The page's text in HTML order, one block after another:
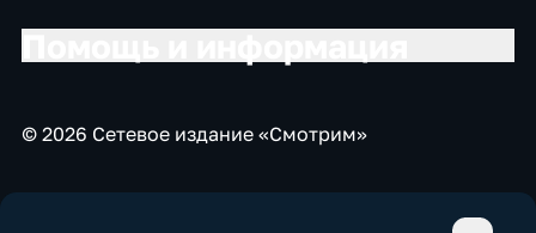
© 2026 Сетевое издание «Смотрим»